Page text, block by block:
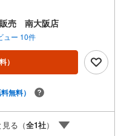
間取り・日勤の管理体制で
設計で風通しが良い設計・
造 リフォーム内容・システ
面化粧台新調・建具・給湯
ローリング貼替・全室クロ
ハウスクリーニング 立地・堺
金の扱い方のプロ、ファイ
ムあり3.たくさんの銀行と
になるように審査が可能弊
販売 南大阪店
ュー 10件
）
無料）
る（全1社）